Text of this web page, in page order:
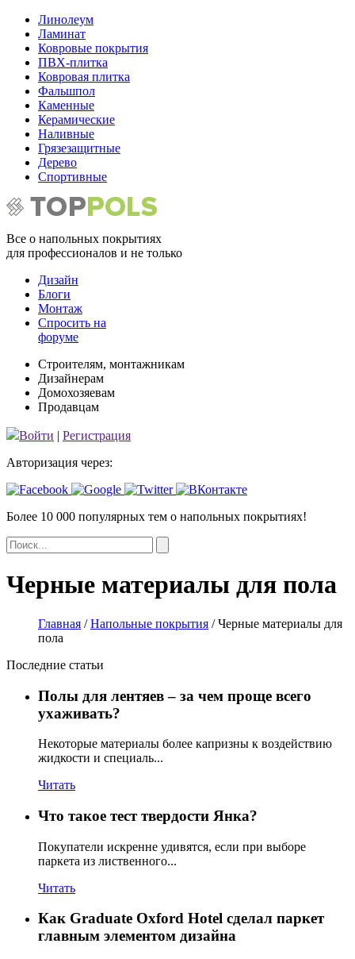
Линолеум
Ламинат
Ковровые покрытия
ПВХ-плитка
Ковровая плитка
Фальшпол
Каменные
Керамические
Наливные
Грязезащитные
Дерево
Спортивные
Все о напольных покрытиях
для профессионалов и не только
Дизайн
Блоги
Монтаж
Спросить на
форуме
Строителям, монтажникам
Дизайнерам
Домохозяевам
Продавцам
Войти | Регистрация
Авторизация через:
Более 10 000 популярных тем о напольных покрытиях!
Черные материалы для пола
Главная / Напольные покрытия / Черные материалы для
пола
Последние статьи
Полы для лентяев – за чем проще всего
ухаживать?
Некоторые материалы более капризны к воздействию
жидкости и специаль...
Читать
Что такое тест твердости Янка?
Покупатели искренне удивятся, если при выборе
паркета из лиственного...
Читать
Как Graduate Oxford Hotel сделал паркет
главным элементом дизайна